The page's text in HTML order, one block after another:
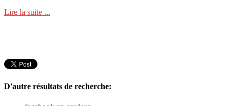
Lire la suite ...
D'autre résultats de recherche: